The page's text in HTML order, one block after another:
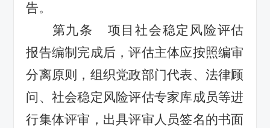
告。
第九条
项目社会稳定风险评估
报告编制完成后，评估主体应按照编审
分离原则，组织党政部门代表、法律顾
问、社会稳定风险评估专家库成员等进
行集体评审，出具评审人员签名的书面